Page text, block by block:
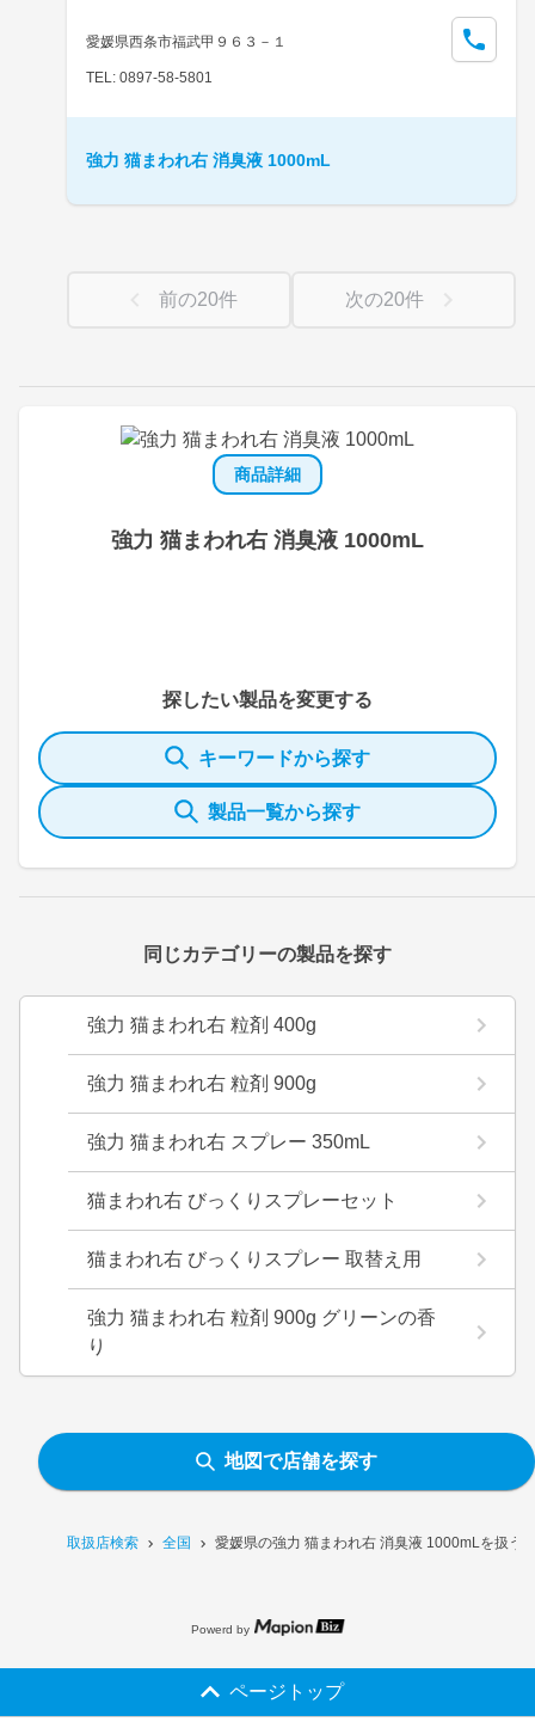
取扱店検索 全国 愛媛県の強力 猫まわれ右 消臭液 1000mLを扱う
商品詳細
強力 猫まわれ右 消臭液 1000mL
探したい製品を変更する
キーワードから探す
製品一覧から探す
同じカテゴリーの製品を探す
強力 猫まわれ右 粒剤 400g
強力 猫まわれ右 粒剤 900g
強力 猫まわれ右 スプレー 350mL
猫まわれ右 びっくりスプレーセット
猫まわれ右 びっくりスプレー 取替え用
強力 猫まわれ右 粒剤 900g グリーンの香
り
愛媛県西条市福武甲９６３－１
TEL: 0897-58-5801
強力 猫まわれ右 消臭液 1000mL
前の20件 次の20件
地図で店舗を探す
Powerd by
ページトップ